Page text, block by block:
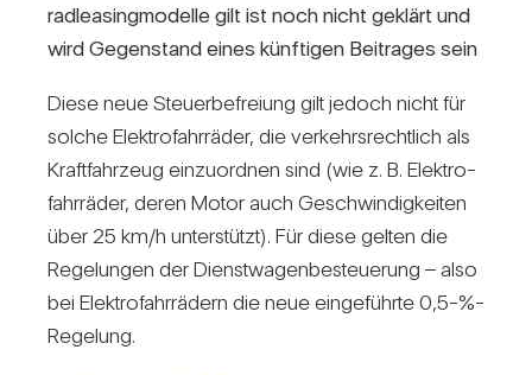
rad­lea­sing­mo­delle gilt ist noch nicht geklärt und
wird Gegen­stand eines künf­tigen Bei­trages sein
Diese neue Steu­er­be­freiung gilt jedoch nicht für
solche Elek­tro­fahr­räder, die ver­kehrs­recht­lich als
Kraft­fahr­zeug ein­zu­ordnen sind (wie z. B. Elek­tro­
fahr­räder, deren Motor auch Geschwin­dig­keiten
über 25 km/​h unter­stützt). Für diese gelten die
Rege­lungen der Dienst­wa­gen­be­steue­rung – also
bei Elek­tro­fahr­rä­dern die neue ein­ge­führte 0,5-%-
Regelung.